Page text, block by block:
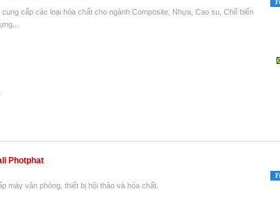
cung cấp các loại hóa chất cho ngành Composite, Nhựa, Cao su, Chế biến
Photphat
máy văn phòng, thiết bị hội thảo và hóa chất.